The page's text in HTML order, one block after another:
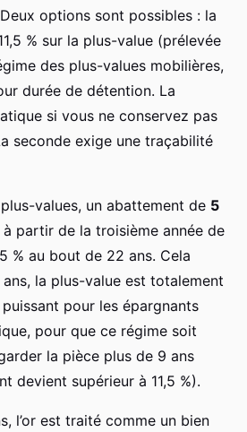
options sont possibles : la
% sur la plus-value (prélevée
des plus-values mobilières,
durée de détention. La
si vous ne conservez pas
seconde exige une traçabilité
values, un abattement de 5
à partir de la troisième année de
% au bout de 22 ans. Cela
ans, la plus-value est totalement
pour les épargnants
pour que ce régime soit
la pièce plus de 9 ans
devient supérieur à 11,5 %).
l’or est traité comme un bien